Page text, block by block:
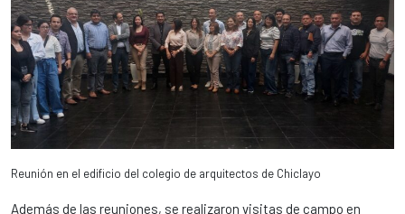
Reunión en el edificio del colegio de arquitectos de Chiclayo
Además de las reuniones, se realizaron visitas de campo en